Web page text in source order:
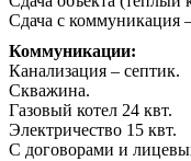
Сдача с коммуникация
Коммуникации:
Канализация – септик.
Скважина.
Газовый котел 24 квт.
Электричество 15 квт.
С договорами и